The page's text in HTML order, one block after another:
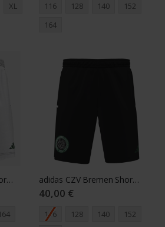
XL
116 128 140
152
164
adidas CZV Bremen Shorts Youth weiß adidas CZV Bremen Shorts Youth black
40,00 €
116 128 140
152